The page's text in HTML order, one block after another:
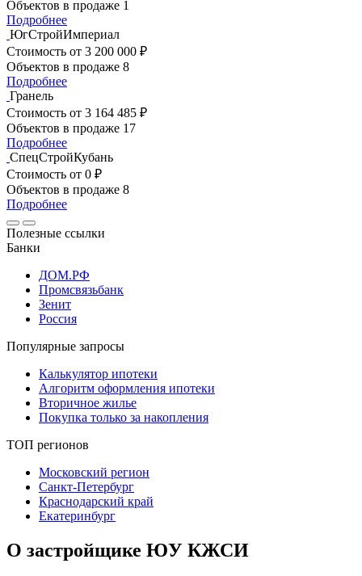
Объектов в продаже 1
Подробнее
ЮгСтройИмпериал
Стоимость от 3 200 000 ₽
Объектов в продаже 8
Подробнее
Гранель
Стоимость от 3 164 485 ₽
Объектов в продаже 17
Подробнее
СпецСтройКубань
Стоимость от 0 ₽
Объектов в продаже 8
Подробнее
Полезные ссылки
Банки
ДОМ.РФ
Промсвязьбанк
Зенит
Россия
Популярные запросы
Калькулятор ипотеки
Алгоритм оформления ипотеки
Вторичное жилье
Покупка только за накопления
ТОП регионов
Московский регион
Санкт-Петербург
Краснодарский край
Екатеринбург
О застройщике ЮУ КЖСИ